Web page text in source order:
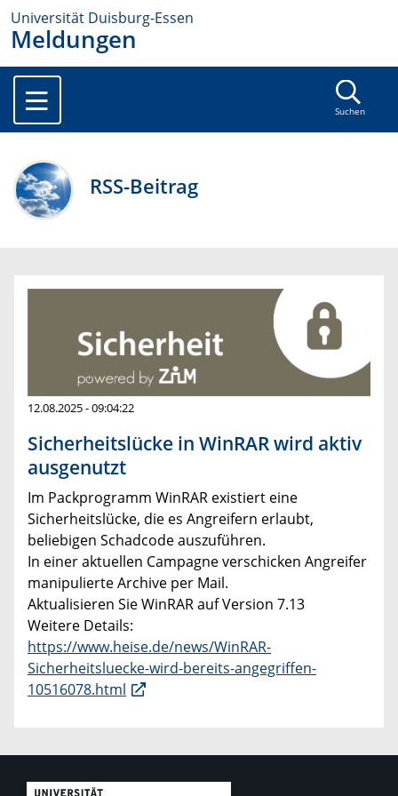
Universität Duisburg-Essen
Meldungen
Suchen
RSS-Beitrag
12.08.2025 - 09:04:22
Sicherheitslücke in WinRAR wird aktiv
ausgenutzt
Im Packprogramm WinRAR existiert eine
Sicherheitslücke, die es Angreifern erlaubt,
beliebigen Schadcode auszuführen.
In einer aktuellen Campagne verschicken Angreifer
manipulierte Archive per Mail.
Aktualisieren Sie WinRAR auf Version 7.13
Weitere Details:
https://www.heise.de/news/WinRAR-
Sicherheitsluecke-wird-bereits-angegriffen-
10516078.html